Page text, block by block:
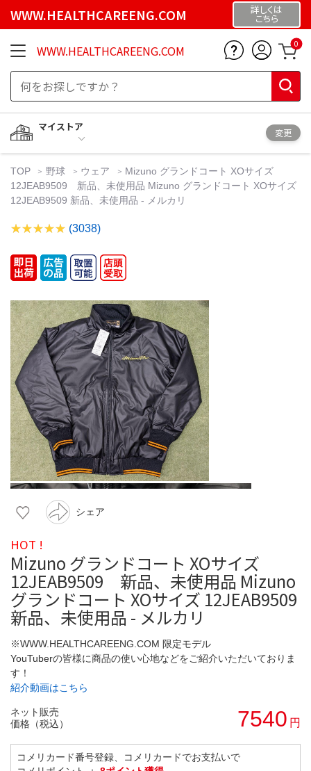
WWW.HEALTHCAREENG.COM 詳しくは
こちら
WWW.HEALTHCAREENG.COM 0
マイストア
変更
TOP 野球 ウェア
Mizuno グランドコート XOサイズ
12JEAB9509 新品、未使用品 Mizuno グランドコート XOサイズ
12JEAB9509 新品、未使用品 - メルカリ
(3038)
シェア
HOT !
Mizuno グランドコート XOサイズ
12JEAB9509 新品、未使用品 Mizuno
グランドコート XOサイズ 12JEAB9509
新品、未使用品 - メルカリ
※WWW.HEALTHCAREENG.COM 限定モデル
YouTuberの皆様に商品の使い心地などをご紹介いただいておりま
す！
紹介動画はこちら
ネット販売
価格（税込）
7540 円
コメリカード番号登録、コメリカードでお支払いで